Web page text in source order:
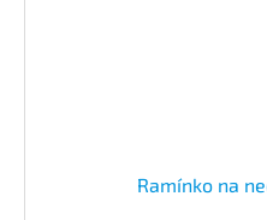
Ramínko na